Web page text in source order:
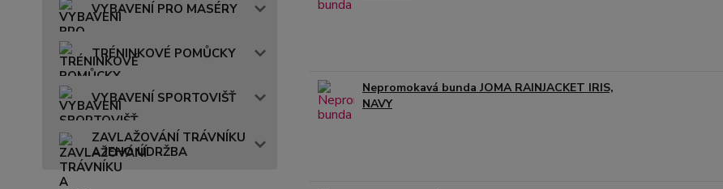
VYBAVENÍ PRO MASÉRY
TRÉNINKOVÉ POMŮCKY
VYBAVENÍ SPORTOVIŠŤ
ZAVLAŽOVÁNÍ TRÁVNÍKU
A JEHO ÚDRŽBA
Nepromokavá bunda JOMA RAINJACKET IRIS,
NAVY